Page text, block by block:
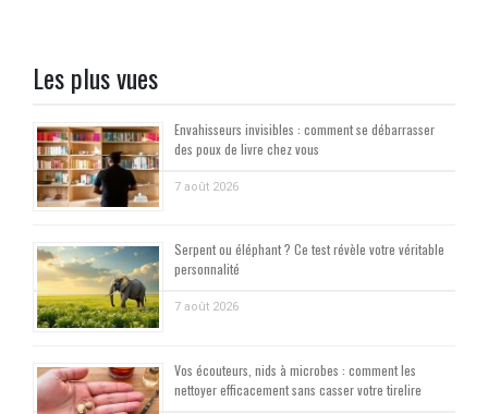
Les plus vues
Envahisseurs invisibles : comment se débarrasser
des poux de livre chez vous
7 août 2026
Serpent ou éléphant ? Ce test révèle votre véritable
personnalité
7 août 2026
Vos écouteurs, nids à microbes : comment les
nettoyer efficacement sans casser votre tirelire